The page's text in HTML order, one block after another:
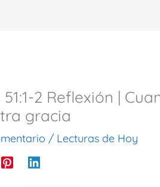
2 Reflexión |
gracia
/ Lecturas de Hoy